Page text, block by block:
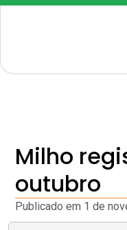
Milho
outubro
Publicado em 1 de